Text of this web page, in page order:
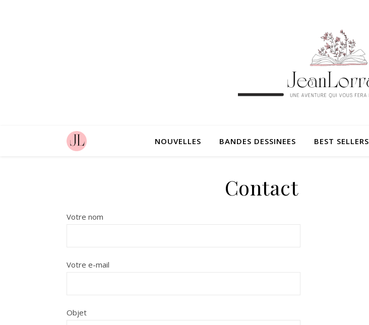
NOUVELLES BANDES DESSINEES BEST SELLERS
Contact
Votre nom
Votre e-mail
Objet